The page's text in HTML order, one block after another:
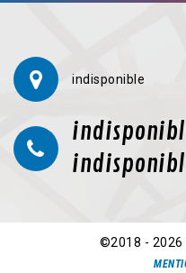
indisponible
©2018 - 2026